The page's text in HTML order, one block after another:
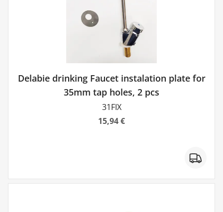
Delabie drinking Faucet instalation plate for
35mm tap holes, 2 pcs
31FIX
15,94 €